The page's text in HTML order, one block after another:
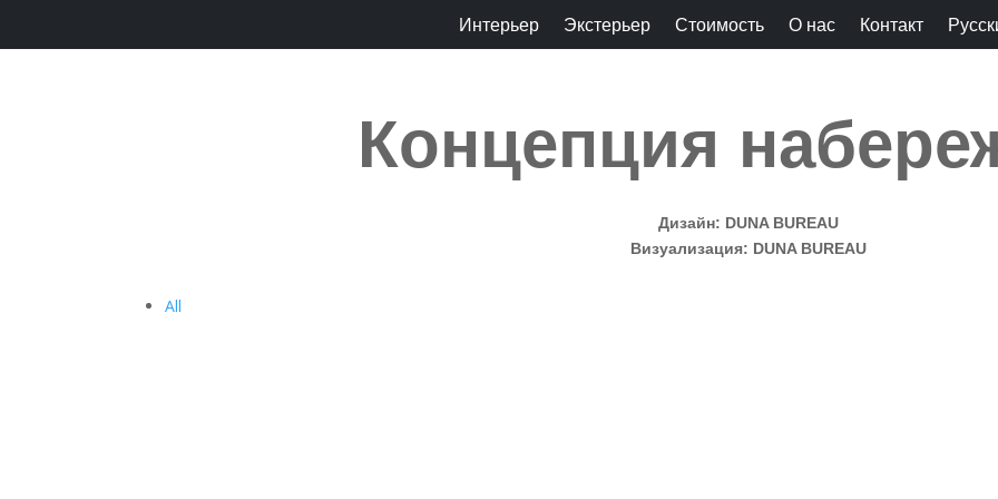
Интерьер Экстерьер Стоимость О нас Контакт
Концепция
Дизайн: DUNA BUREAU
Визуализация: DUNA BUREAU
All